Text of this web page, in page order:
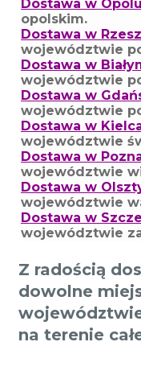
Dostawa w Opolu
opolskim.
Dostawa w
województwie
Dostawa w
województwie
Dostawa w
województwie
Dostawa w
województwie
Dostawa w
województwie
Dostawa w
województwie
Dostawa w
województwie
Z radością
dowolne
na terenie